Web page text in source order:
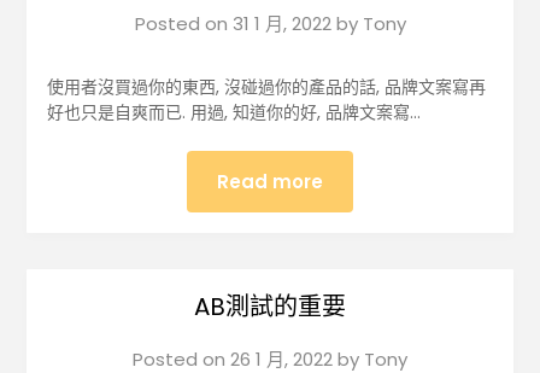
Posted on 31 1 月, 2022by Tony
使用者沒買過你的東西, 沒碰過你的產品的話, 品牌文案寫再
好也只是自爽而已. 用過, 知道你的好, 品牌文案寫…
Read more
AB測試的重要
Posted on 26 1 月, 2022by Tony